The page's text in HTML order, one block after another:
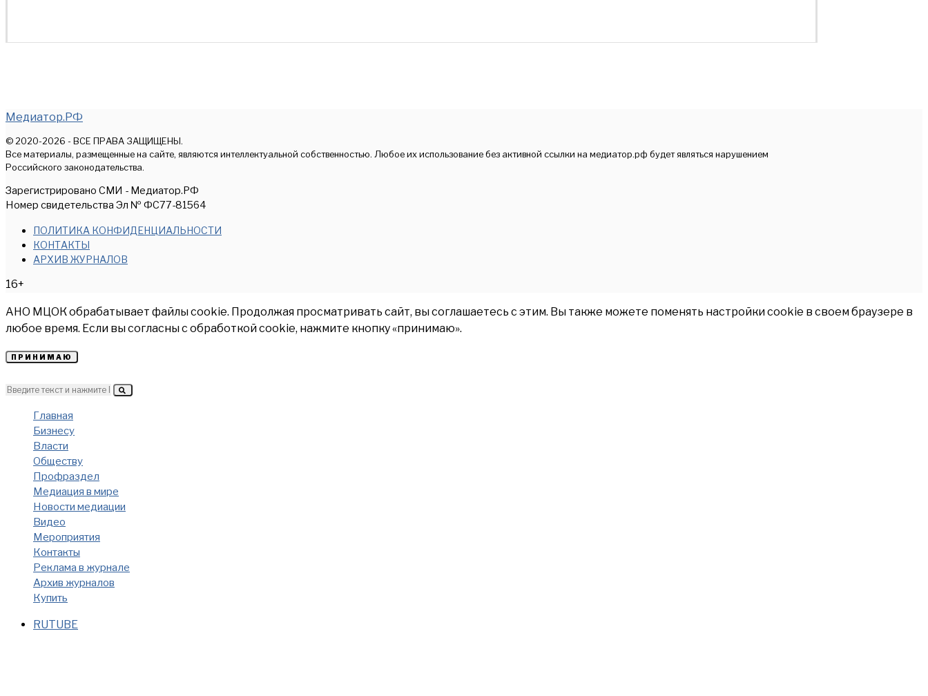
Медиатор.РФ
© 2020-2026 - ВСЕ ПРАВА ЗАЩИЩЕНЫ.
Все материалы, размещенные на сайте, являются интеллектуальной собственностью. Любое их использование без активной ссылки на медиатор.рф будет являться нарушением
Российского законодательства.
Зарегистрировано СМИ - Медиатор.РФ
Номер свидетельства Эл № ФС77-81564
ПОЛИТИКА КОНФИДЕНЦИАЛЬНОСТИ
КОНТАКТЫ
АРХИВ ЖУРНАЛОВ
16+
АНО МЦОК обрабатывает файлы cookie. Продолжая просматривать сайт, вы соглашаетесь с этим. Вы также можете поменять настройки cookie в своем браузере в
любое время. Если вы согласны с обработкой cookie, нажмите кнопку «принимаю».
ПРИНИМАЮ
Главная
Бизнесу
Власти
Обществу
Профраздел
Медиация в мире
Новости медиации
Видео
Мероприятия
Контакты
Реклама в журнале
Архив журналов
Купить
RUTUBE